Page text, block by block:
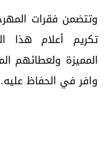
وتتضمن فقرات
تكريم أعلام هذا
المميزة ولعطائهم
وافر في الحفاظ عليه.